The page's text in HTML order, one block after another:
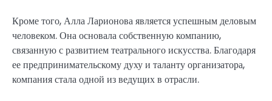
Кроме того, Алла Ларионова является успешным деловым
человеком. Она основала собственную компанию,
связанную с развитием театрального искусства. Благодаря
ее предпринимательскому духу и таланту организатора,
компания стала одной из ведущих в отрасли.